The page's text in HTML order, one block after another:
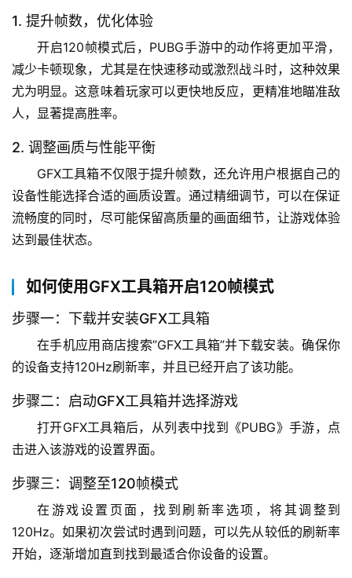
1. 提升帧数，优化体验
开启120帧模式后，PUBG手游中的动作将更加平滑，
减少卡顿现象，尤其是在快速移动或激烈战斗时，这种效果
尤为明显。这意味着玩家可以更快地反应，更精准地瞄准敌
人，显著提高胜率。
2. 调整画质与性能平衡
GFX工具箱不仅限于提升帧数，还允许用户根据自己的
设备性能选择合适的画质设置。通过精细调节，可以在保证
流畅度的同时，尽可能保留高质量的画面细节，让游戏体验
达到最佳状态。
如何使用GFX工具箱开启120帧模式
步骤一：下载并安装GFX工具箱
在手机应用商店搜索”GFX工具箱”并下载安装。确保你
的设备支持120Hz刷新率，并且已经开启了该功能。
步骤二：启动GFX工具箱并选择游戏
打开GFX工具箱后，从列表中找到《PUBG》手游，点
击进入该游戏的设置界面。
步骤三：调整至120帧模式
在游戏设置页面，找到刷新率选项，将其调整到
120Hz。如果初次尝试时遇到问题，可以先从较低的刷新率
开始，逐渐增加直到找到最适合你设备的设置。